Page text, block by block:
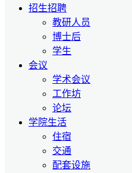
招生招聘
教研人员
博士后
学生
会议
学术会议
工作坊
论坛
学院生活
住宿
交通
配套设施